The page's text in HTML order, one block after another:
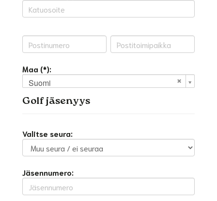
Maa (*):
Suomi
Golf jäsenyys
Valitse seura:
Jäsennumero: